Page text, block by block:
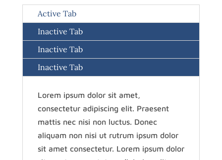
Active Tab
Inactive Tab
Inactive Tab
Inactive Tab
Lorem ipsum dolor sit amet,
consectetur adipiscing elit. Praesent
mattis nec nisi non luctus. Donec
aliquam non nisi ut rutrum ipsum dolor
sit amet consectetur. Lorem ipsum dolor